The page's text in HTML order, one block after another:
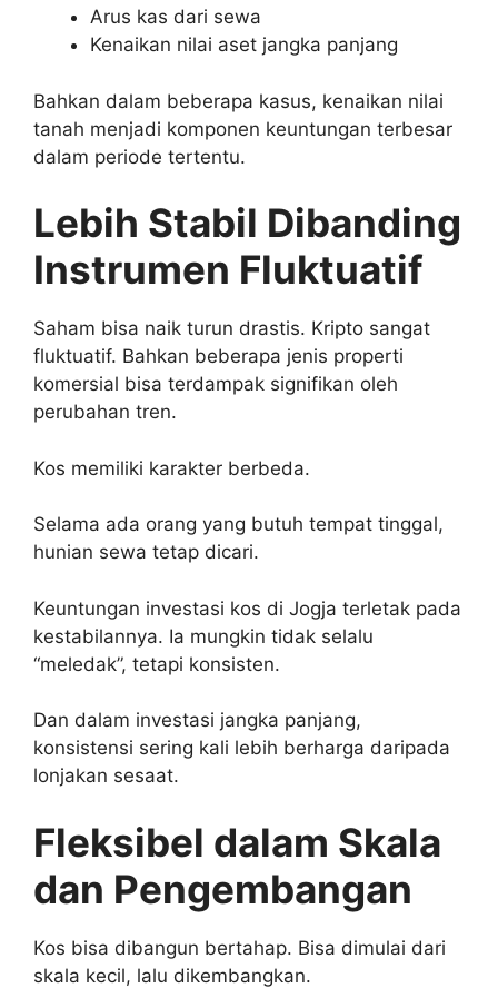
Arus kas dari sewa
Kenaikan nilai aset jangka panjang
Bahkan dalam beberapa kasus, kenaikan nilai
tanah menjadi komponen keuntungan terbesar
dalam periode tertentu.
Lebih Stabil Dibanding
Instrumen Fluktuatif
Saham bisa naik turun drastis. Kripto sangat
fluktuatif. Bahkan beberapa jenis properti
komersial bisa terdampak signifikan oleh
perubahan tren.
Kos memiliki karakter berbeda.
Selama ada orang yang butuh tempat tinggal,
hunian sewa tetap dicari.
Keuntungan investasi kos di Jogja terletak pada
kestabilannya. Ia mungkin tidak selalu
“meledak”, tetapi konsisten.
Dan dalam investasi jangka panjang,
konsistensi sering kali lebih berharga daripada
lonjakan sesaat.
Fleksibel dalam Skala
dan Pengembangan
Kos bisa dibangun bertahap. Bisa dimulai dari
skala kecil, lalu dikembangkan.